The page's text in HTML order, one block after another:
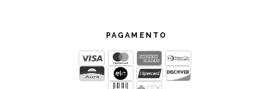
PAGAMENTO